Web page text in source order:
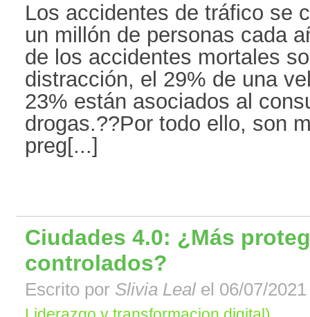
Los accidentes de tráfico se
un millón de personas cada
de los accidentes mortales
distracción, el 29% de una
23% están asociados al
drogas.??Por todo ello, son
preg[...]
Ciudades 4.0: ¿Más
controlados?
Escrito por Slivia Leal el 06/07/